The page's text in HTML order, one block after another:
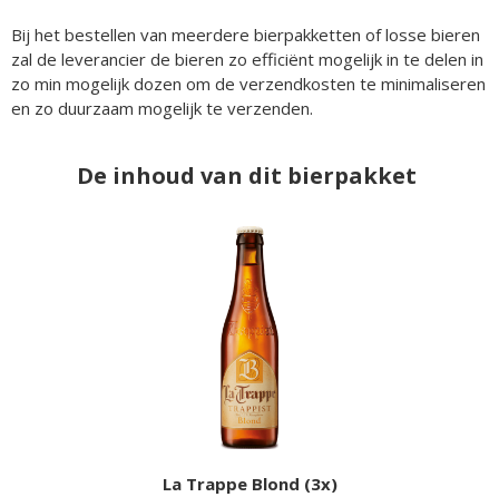
Bij het bestellen van meerdere bierpakketten of losse bieren
zal de leverancier de bieren zo efficiënt mogelijk in te delen in
zo min mogelijk dozen om de verzendkosten te minimaliseren
en zo duurzaam mogelijk te verzenden.
De inhoud van dit bierpakket
La Trappe Blond (3x)